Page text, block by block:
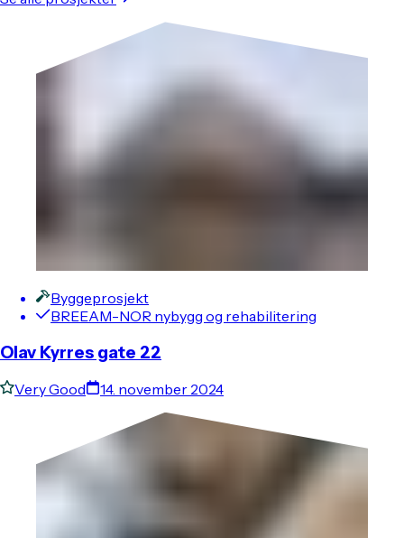
Byggeprosjekt
BREEAM-NOR nybygg og rehabilitering
Olav Kyrres gate 22
Very Good 14. november 2024